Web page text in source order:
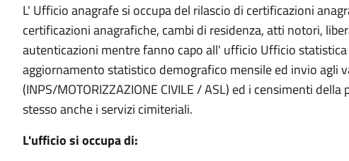
L' Ufficio anagrafe si occupa del rilascio di certificazioni
certificazioni anagrafiche, cambi di residenza, atti notori,
autenticazioni mentre fanno capo all' ufficio Ufficio statistica
aggiornamento statistico demografico mensile ed invio agli
(INPS/MOTORIZZAZIONE CIVILE / ASL) ed i censimenti
stesso anche i servizi cimiteriali.
L'ufficio si occupa di: